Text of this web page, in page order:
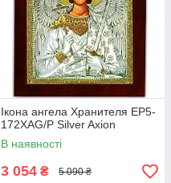
Ікона ангела Хранителя EP5-
172XAG/P Silver Axion
В наявності
3 054 ₴ 5 090 ₴